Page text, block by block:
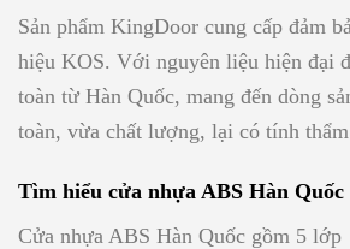
Sản phẩm KingDoor cung cấp đảm
hiệu KOS. Với nguyên liệu hiện đại
toàn từ Hàn Quốc, mang đến dòng
toàn, vừa chất lượng, lại có tính
Tìm hiểu cửa nhựa ABS Hàn
Cửa nhựa ABS Hàn Quốc gồm 5 lớp